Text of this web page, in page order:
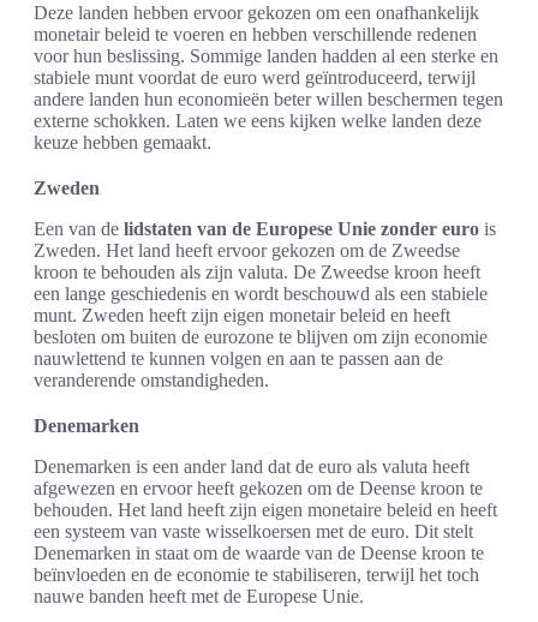
Deze landen hebben ervoor gekozen om een onafhankelijk
monetair beleid te voeren en hebben verschillende redenen
voor hun beslissing. Sommige landen hadden al een sterke en
stabiele munt voordat de euro werd geïntroduceerd, terwijl
andere landen hun economieën beter willen beschermen tegen
externe schokken. Laten we eens kijken welke landen deze
keuze hebben gemaakt.
Zweden
Een van de lidstaten van de Europese Unie zonder euro is
Zweden. Het land heeft ervoor gekozen om de Zweedse
kroon te behouden als zijn valuta. De Zweedse kroon heeft
een lange geschiedenis en wordt beschouwd als een stabiele
munt. Zweden heeft zijn eigen monetair beleid en heeft
besloten om buiten de eurozone te blijven om zijn economie
nauwlettend te kunnen volgen en aan te passen aan de
veranderende omstandigheden.
Denemarken
Denemarken is een ander land dat de euro als valuta heeft
afgewezen en ervoor heeft gekozen om de Deense kroon te
behouden. Het land heeft zijn eigen monetaire beleid en heeft
een systeem van vaste wisselkoersen met de euro. Dit stelt
Denemarken in staat om de waarde van de Deense kroon te
beïnvloeden en de economie te stabiliseren, terwijl het toch
nauwe banden heeft met de Europese Unie.